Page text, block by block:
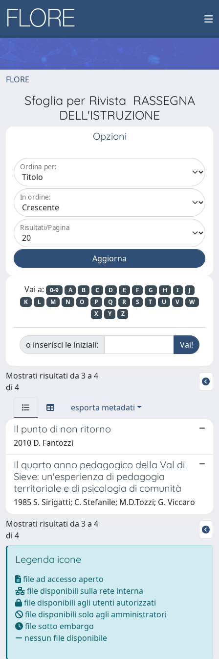
FLORE
Sfoglia per Rivista RASSEGNA
DELL'ISTRUZIONE
Opzioni
Ordina per:
In ordine:
Risultati/Pagina
Vai a: 0-9 A B C D E F G H I
J
K
L M N O P Q R S T U V
W
X
Y Z
o inserisci le iniziali:
Mostrati risultati da 3 a 4
di 4
esporta metadati
Il punto di non ritorno
2010 D. Fantozzi
Il quarto anno pedagogico della Val di
Sieve: un'esperienza di pedagogia
territoriale e di psicologia di comunità
1985 S. Sirigatti; C. Stefanile; M.D.Tozzi; G. Viccaro
Mostrati risultati da 3 a 4
di 4
Legenda icone
file ad accesso aperto
file disponibili sulla rete interna
file disponibili agli utenti autorizzati
file disponibili solo agli amministratori
file sotto embargo
nessun file disponibile